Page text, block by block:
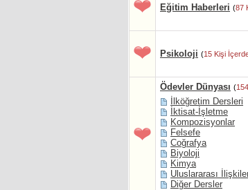
Eğitim Haberleri (87
Psikoloji (15 Kişi
Ödevler Dünyası (
İlköğretim Dersleri
İktisat-İşletme
Kompozisyonlar
Felsefe
Coğrafya
Biyoloji
Kimya
Uluslararası
Diğer Dersler